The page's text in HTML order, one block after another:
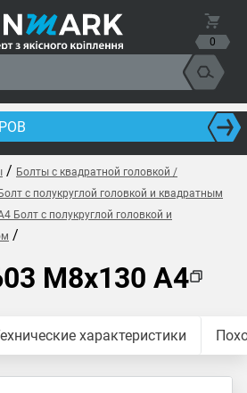
0
/ Болты с квадратной головкой /
с полукруглой головкой и квадратным
Болт с полукруглой головкой и
/
M8x130 A4
характеристики